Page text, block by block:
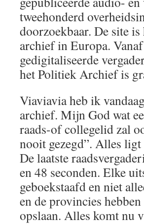
tweehonderd
doorzoekbaar. De site
archief in Europa.
gedigitaliseerde
het Politiek Archief is
Viaviavia heb ik
archief. Mijn God wat
raads-of collegelid zal
nooit gezegd”. Alles
De laatste
en 48 seconden. Elke
geboekstaafd en niet
en de provincies
opslaan. Alles komt nu